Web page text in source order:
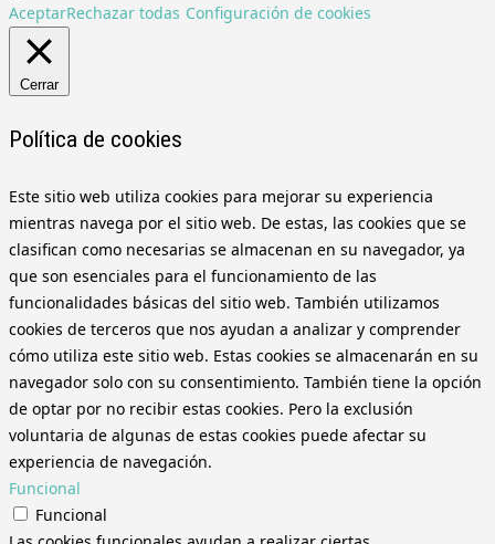
AceptarRechazar todas Configuración de cookies
Cerrar
Política de cookies
Este sitio web utiliza cookies para mejorar su experiencia
mientras navega por el sitio web. De estas, las cookies que se
clasifican como necesarias se almacenan en su navegador, ya
que son esenciales para el funcionamiento de las
funcionalidades básicas del sitio web. También utilizamos
cookies de terceros que nos ayudan a analizar y comprender
cómo utiliza este sitio web. Estas cookies se almacenarán en su
navegador solo con su consentimiento. También tiene la opción
de optar por no recibir estas cookies. Pero la exclusión
voluntaria de algunas de estas cookies puede afectar su
experiencia de navegación.
Funcional
Funcional